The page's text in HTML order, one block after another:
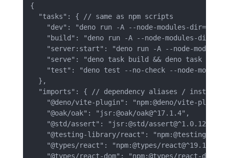
{
"dev": "deno run -A --node-modules-dir=auto
"build": "deno run -A --node-modules-
"server:start": "deno run -A --node-
"serve": "deno task build && deno task
"test": "deno test --no-check --node-
  },
"imports": { // dependency aliases /
"@deno/vite-plugin": "npm:@deno/vite-
    "@oak/oak": "jsr:@oak/oak@^17.1.4",
    "@std/assert": "jsr:@std/assert@^1.0.12",
"@testing-library/react": "npm:@testing-
    "@types/react": "npm:@types/react@^19.1.2",
"@types/react-dom": "npm:@types/react-